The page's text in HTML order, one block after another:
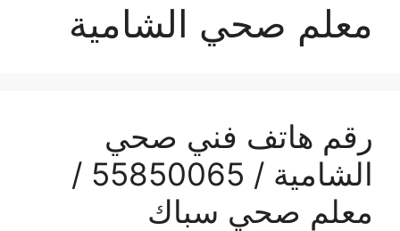
معلم صحي الشامية
رقم هاتف فني صحي
الشامية / 55850065 /
معلم صحي سباك